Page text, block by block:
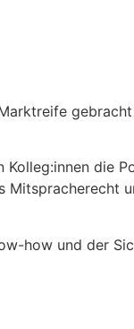
die
Mitspracherecht
how und der